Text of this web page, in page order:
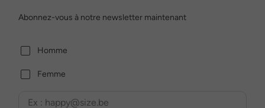
Abonnez-vous à notre newsletter maintenant
Homme
Femme